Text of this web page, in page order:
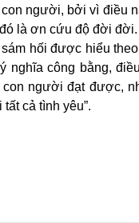
người, bởi vì điều
là ơn cứu độ đời đời.
hối được hiểu
nghĩa công bằng,
người đạt được,
cả tình yêu”.